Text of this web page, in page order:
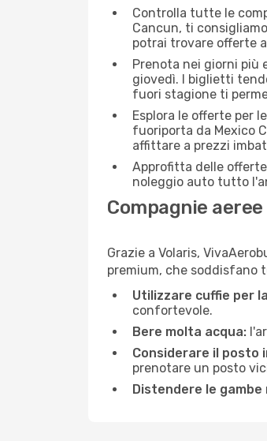
Controlla tutte le
Cancun, ti
potrai trovare offerte
Prenota nei giorni più
giovedì. I biglietti
fuori stagione ti
Esplora le offerte per
fuoriporta da Mexico
affittare a prezzi
Approfitta delle
noleggio auto tutto
Compagnie
Grazie a Volaris,
premium, che soddisfano
Utilizzare cuffie per
confortevole.
Bere molta acqua:
Considerare il posto
prenotare un posto
Distendere le